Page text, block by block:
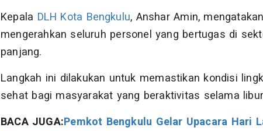
Kepala DLH Kota Bengkulu, Anshar Amin,
mengerahkan seluruh personel yang bertugas di
panjang.
Langkah ini dilakukan untuk memastikan kondisi
sehat bagi masyarakat yang beraktivitas selama
BACA JUGA:Pemkot Bengkulu Gelar Upacara Hari